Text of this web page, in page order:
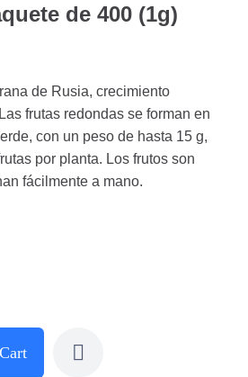
de 400 (1g)
de Rusia, crecimiento
frutas redondas se forman en
con un peso de hasta 15 g,
por planta. Los frutos son
fácilmente a mano.